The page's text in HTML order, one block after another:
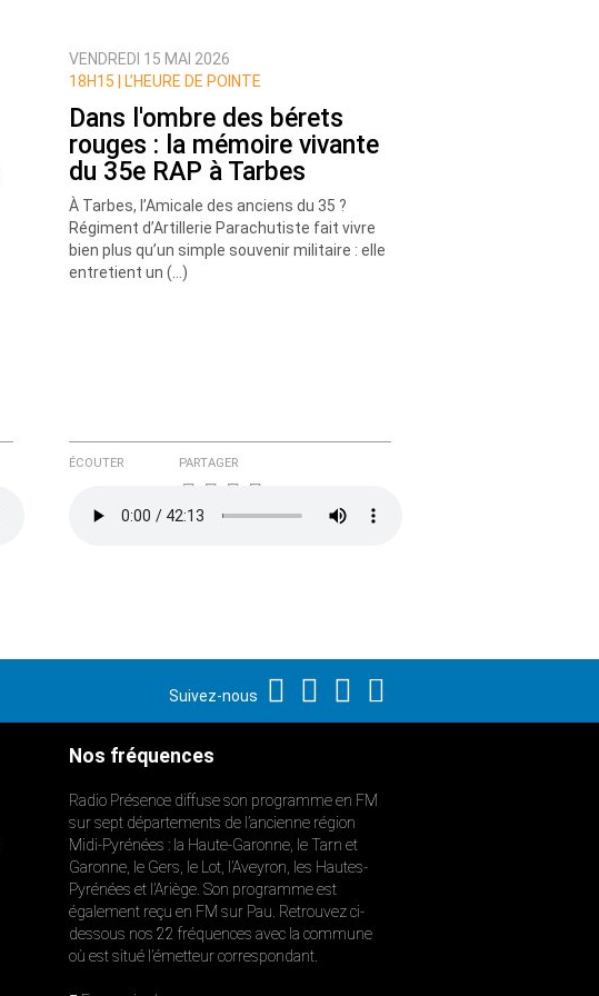
VENDREDI 15 MAI 2026
18H15 |
L’HEURE DE POINTE
Dans l'ombre des bérets
rouges : la mémoire vivante
du 35e RAP à Tarbes
À Tarbes, l’Amicale des anciens du 35 ?
Régiment d’Artillerie Parachutiste fait vivre
bien plus qu’un simple souvenir militaire : elle
entretient un (…)
ÉCOUTER PARTAGER
Suivez-nous
Nos fréquences
Radio Présence diffuse son programme en FM
sur sept départements de l’ancienne région
Midi-Pyrénées : la Haute-Garonne, le Tarn et
Garonne, le Gers, le Lot, l’Aveyron, les Hautes-
Pyrénées et l’Ariège. Son programme est
également reçu en FM sur Pau. Retrouvez ci-
dessous nos 22 fréquences avec la commune
où est situé l’émetteur correspondant.